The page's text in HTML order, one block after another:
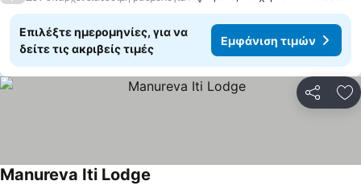
Επιλέξτε ημερομηνίες, για να
δείτε τις ακριβείς τιμές
Εμφάνιση τιμών
Manureva Iti Lodge